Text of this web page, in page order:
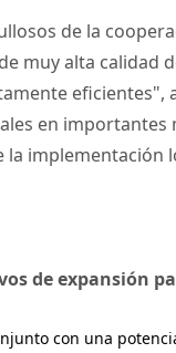
de la
muy alta calidad
eficientes",
en
la implementación
de expansión
con una